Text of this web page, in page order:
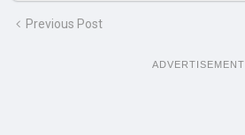
Previous Post
ADVERTISEMENT